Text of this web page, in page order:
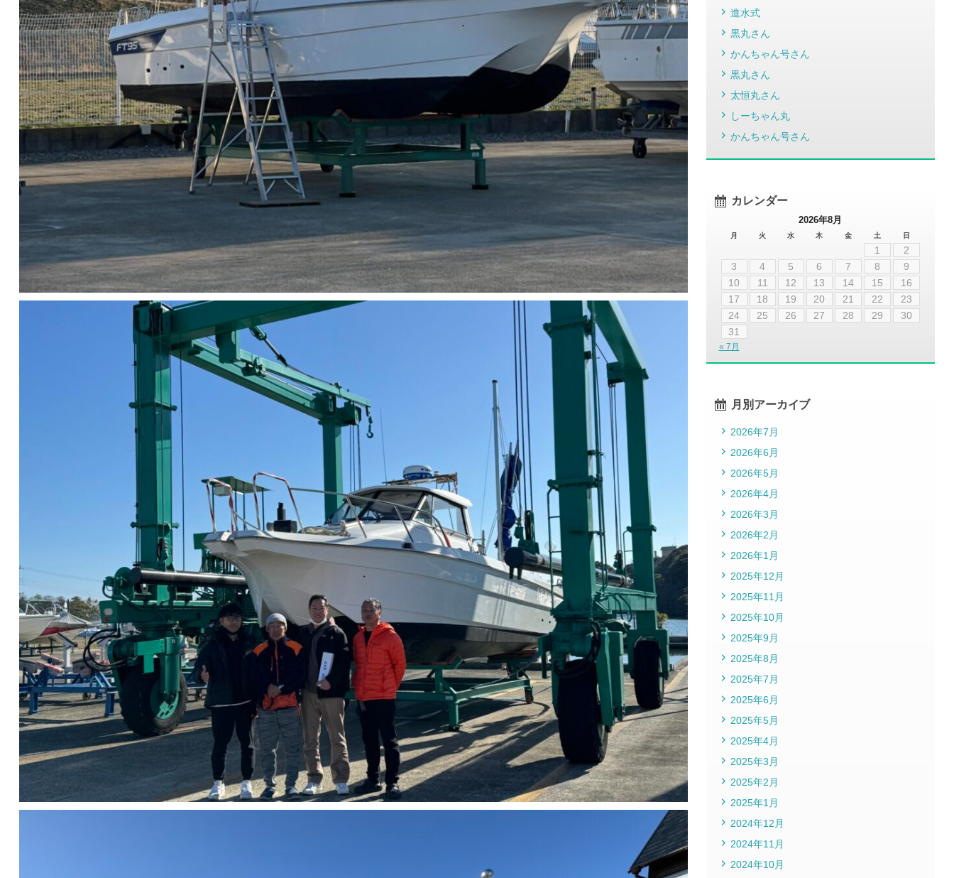
進水式
黒丸さん
かんちゃん号さん
黒丸さん
太恒丸さん
しーちゃん丸
かんちゃん号さん
カレンダー
2026年8月
月 火 水 木 金 土 日
1
2
3
4 5 6 7 8
9
10
11 12 13 14 15
16
17
18 19 20 21 22
23
24
25 26 27 28 29
30
31
« 7月
月別アーカイブ
2026年7月
2026年6月
2026年5月
2026年4月
2026年3月
2026年2月
2026年1月
2025年12月
2025年11月
2025年10月
2025年9月
2025年8月
2025年7月
2025年6月
2025年5月
2025年4月
2025年3月
2025年2月
2025年1月
2024年12月
2024年11月
2024年10月